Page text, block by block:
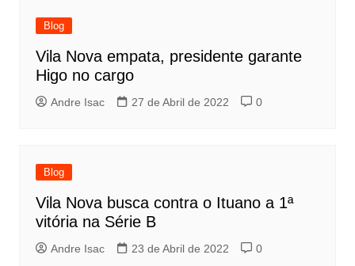
Blog
Vila Nova empata, presidente garante
Higo no cargo
Andre Isac 27 de Abril de 2022 0
Blog
Vila Nova busca contra o Ituano a 1ª
vitória na Série B
Andre Isac 23 de Abril de 2022 0